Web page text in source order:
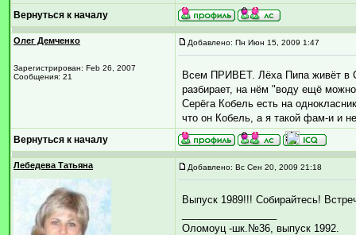
Вернуться к началу
Олег Демченко
Зарегистрирован: Feb 26, 2007
Сообщения: 21
Добавлено: Пн Июн 15, 2009 1:47
Всем ПРИВЕТ. Лёха Пипа живёт в
разбирает, на нём "воду ещё
Серёга Кобель есть на
что он Кобель, а я такой фам-и и
Вернуться к началу
Лебедева Татьяна Добавлено: Вс Сен 20, 2009 21:18
Выпуск 1989!!! Собирайтесь!
Оломоуц -шк.№36, выпуск 1992.